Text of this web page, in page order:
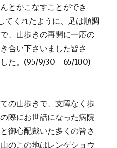
とかこなすことができ
てくれたように、足は順調
、山歩きの再開に一応の
合い下さいました皆さ
した。(95/9/30 65/100)
の山歩きで、支障なく歩
際にお世話になった病院
御心配戴いた多くの皆さ
のこの地はレンゲショウ